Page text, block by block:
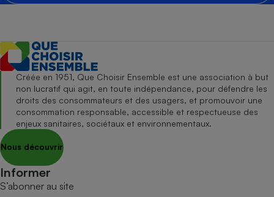
Créée en 1951, Que Choisir Ensemble est une association à but
non lucratif qui agit, en toute indépendance, pour défendre les
droits des consommateurs et des usagers, et promouvoir une
consommation responsable, accessible et respectueuse des
enjeux sanitaires, sociétaux et environnementaux.
Nous découvrir
Informer
S’abonner au site